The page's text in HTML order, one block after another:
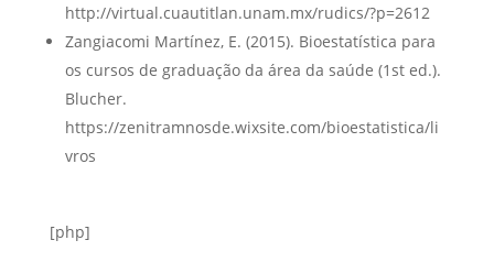
http://virtual.cuautitlan.unam.mx/rudics/?p=2612
Zangiacomi Martínez, E. (2015). Bioestatística para
os cursos de graduação da área da saúde (1st ed.).
Blucher.
https://zenitramnosde.wixsite.com/bioestatistica/li
vros
[php]